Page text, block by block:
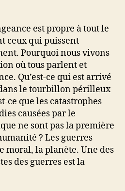
est propre à tout le
ceux qui puissent
Pourquoi nous vivons
où tous parlent et
Qu’est-ce qui est arrivé
le tourbillon périlleux
ce que les catastrophes
causées par le
ne sont pas la première
? Les guerres
moral, la planète. Une des
des guerres est la